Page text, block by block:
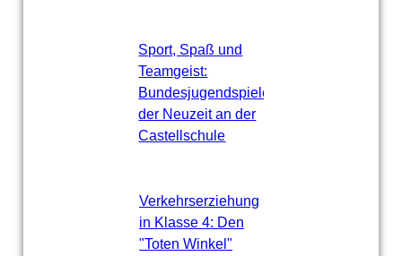
Sport, Spaß und
Teamgeist:
Bundesjugendspiele
der Neuzeit an der
Castellschule
Verkehrserziehung
in Klasse 4: Den
"Toten Winkel"